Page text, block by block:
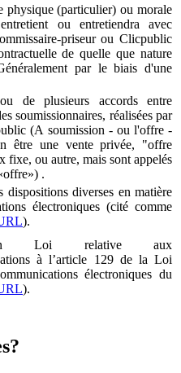
physique (particulier) ou morale
ou entretiendra avec
priseur ou Clicpublic
de quelle que nature
par le biais d'une
de plusieurs accords entre
soumissionnaires, réalisées par
(A soumission - ou l'offre -
être une vente privée, "offre
fixe, ou autre, mais sont appelés
.
dispositions diverses en matière
électroniques (cité comme
).
Loi relative aux
à l’article 129 de la Loi
électroniques du
).